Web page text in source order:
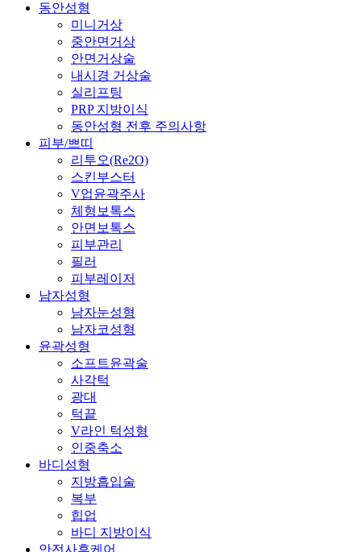
동안성형
미니거상
중안면거상
안면거상술
내시경 거상술
실리프팅
PRP 지방이식
동안성형 전후 주의사항
피부/쁘띠
리투오(Re2O)
스킨부스터
V업윤곽주사
체형보톡스
안면보톡스
피부관리
필러
피부레이저
남자성형
남자눈성형
남자코성형
윤곽성형
소프트윤곽술
사각턱
광대
턱끝
V라인 턱성형
인중축소
바디성형
지방흡입술
복부
힙업
바디 지방이식
안전사후케어